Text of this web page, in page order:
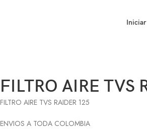
FILTRO AIRE TVS
FILTRO AIRE TVS RAIDER 125
ENVIOS A TODA COLOMBIA